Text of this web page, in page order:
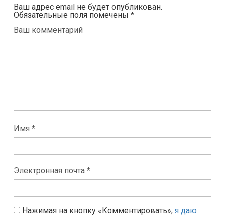
Ваш адрес email не будет опубликован.
Обязательные поля помечены *
Ваш комментарий
Имя *
Электронная почта *
Нажимая на кнопку «Комментировать», я даю